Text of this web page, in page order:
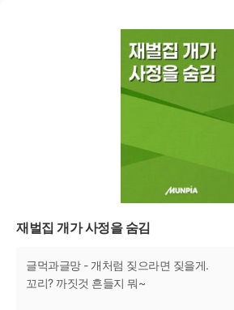
재벌집 개가 사정을 숨김
글먹과글망 - 개처럼 짖으라면 짖을게.
꼬리? 까짓것 흔들지 뭐~